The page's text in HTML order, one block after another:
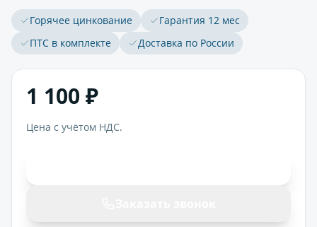
Горячее цинкование
Гарантия 12 мес
ПТС в комплекте
Доставка по России
1 100 ₽
Цена с учётом НДС.